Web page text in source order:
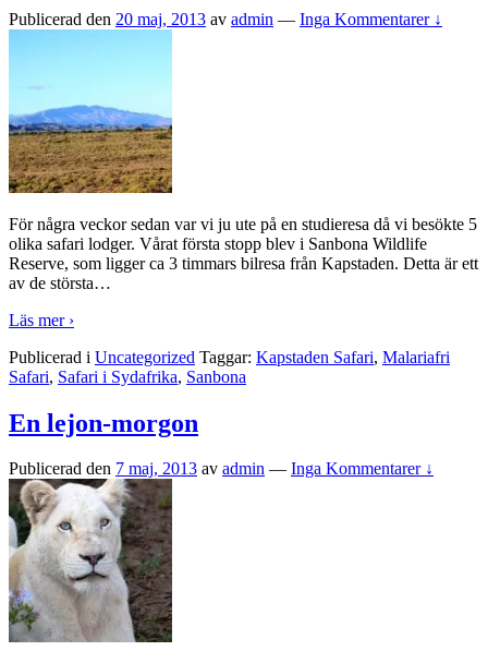
Publicerad den 20 maj, 2013 av admin — Inga Kommentarer ↓
För några veckor sedan var vi ju ute på en studieresa då vi besökte 5
olika safari lodger. Vårat första stopp blev i Sanbona Wildlife
Reserve, som ligger ca 3 timmars bilresa från Kapstaden. Detta är ett
av de största…
Läs mer ›
Publicerad i Uncategorized Taggar: Kapstaden Safari, Malariafri
Safari, Safari i Sydafrika, Sanbona
En lejon-morgon
Publicerad den 7 maj, 2013 av admin — Inga Kommentarer ↓